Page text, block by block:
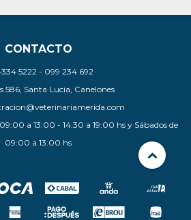
CONTACTO
5222 - 099 234 692
586, Santa Lucia, Canelones
a 13:00 - 14:30 a 19:00 hs y Sábados de
09:00 a 13:00 hs